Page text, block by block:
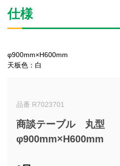
仕様
φ900mm×H600mm
天板色：白
品番 R7023701
商談テーブル 丸型
φ900mm×H600mm